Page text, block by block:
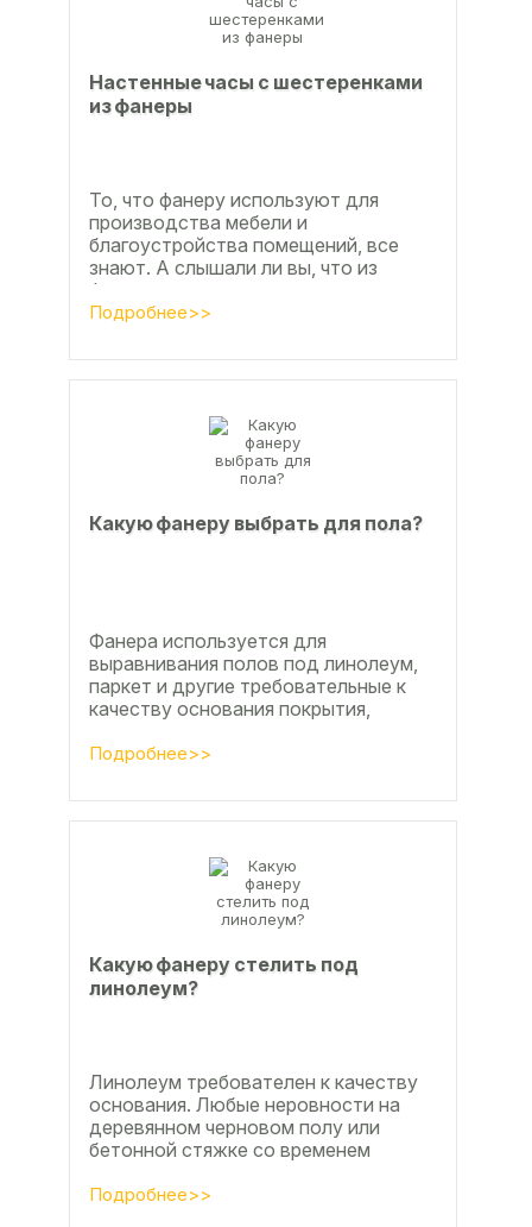
Настенные часы с шестеренками
из фанеры
То, что фанеру используют для
производства мебели и
благоустройства помещений, все
знают. А слышали ли вы, что из
фанеры делают красивые ажурные
часы? Удивительно, но факт.
Подробнее>>
Какую фанеру выбрать для пола?
Фанера используется для
выравнивания полов под линолеум,
паркет и другие требовательные к
качеству основания покрытия,
по деревянным лагам или...
Подробнее>>
Какую фанеру стелить под
линолеум?
Линолеум требователен к качеству
основания. Любые неровности на
деревянном черновом полу или
бетонной стяжке со временем
Подробнее>>